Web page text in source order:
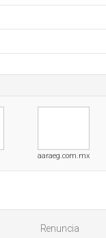
aaraeg.com.mx
Renuncia